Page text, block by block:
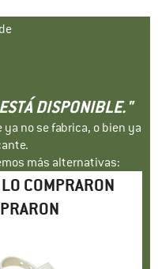
DISPONIBLE."
no se fabrica, o bien ya
más alternativas:
COMPRARON